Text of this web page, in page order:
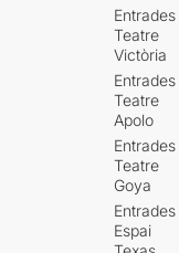
Entrades
Teatre
Victòria
Entrades
Teatre
Apolo
Entrades
Teatre
Goya
Entrades
Espai